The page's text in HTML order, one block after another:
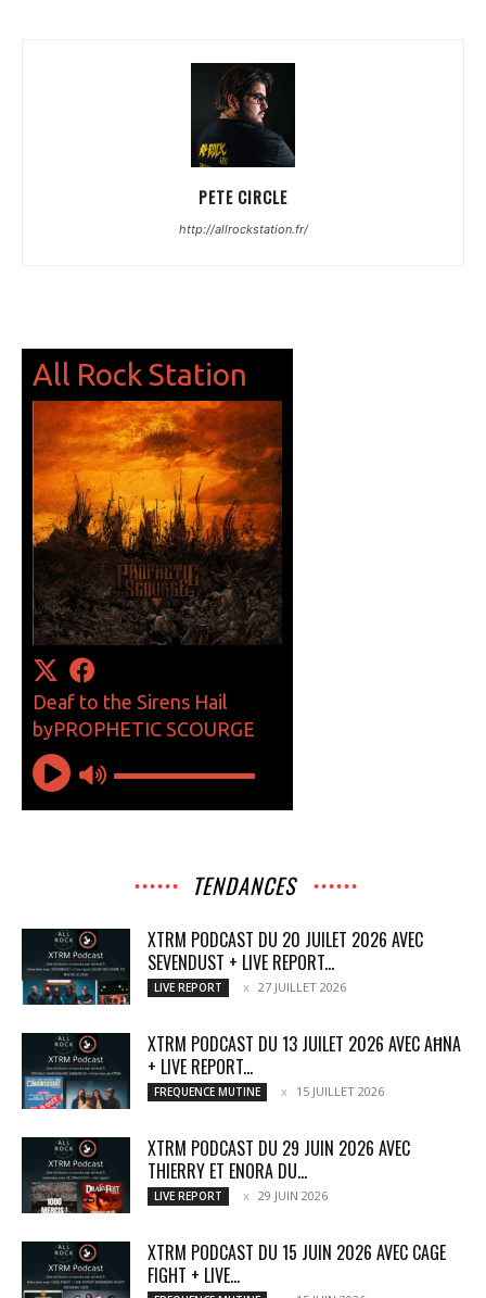
PETE CIRCLE
http://allrockstation.fr/
TENDANCES
XTRM PODCAST DU 20 JUILET 2026 AVEC
SEVENDUST + LIVE REPORT...
LIVE REPORT 27 JUILLET 2026
XTRM PODCAST DU 13 JUILET 2026 AVEC AĦNA
+ LIVE REPORT...
FREQUENCE MUTINE 15 JUILLET 2026
XTRM PODCAST DU 29 JUIN 2026 AVEC
THIERRY ET ENORA DU...
LIVE REPORT 29 JUIN 2026
XTRM PODCAST DU 15 JUIN 2026 AVEC CAGE
FIGHT + LIVE...